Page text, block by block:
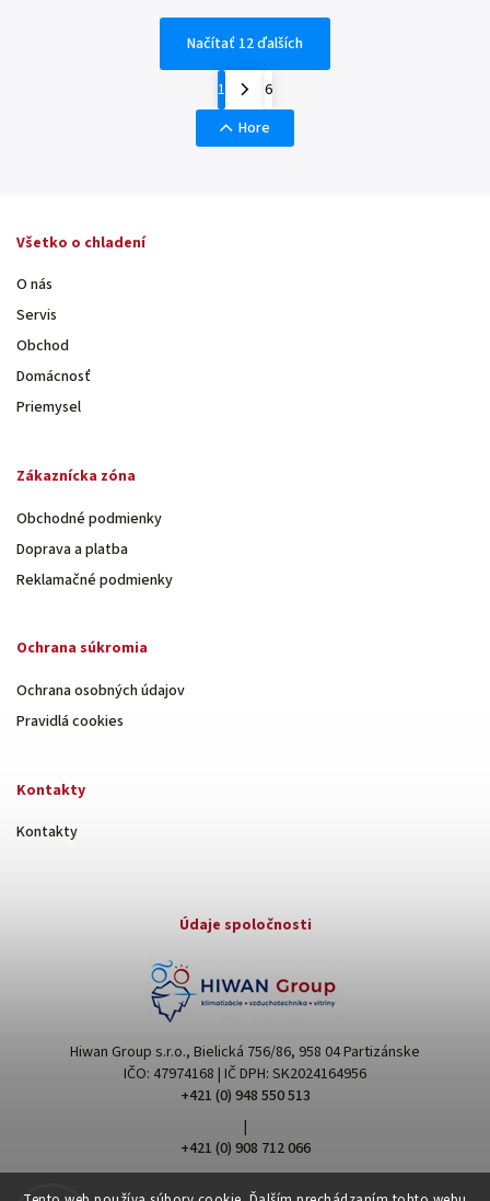
Načítať 12 ďalších
1
6
Hore
Všetko o chladení
O nás
Servis
Obchod
Domácnosť
Priemysel
Zákaznícka zóna
Obchodné podmienky
Doprava a platba
Reklamačné podmienky
Ochrana súkromia
Ochrana osobných údajov
Pravidlá cookies
Kontakty
Kontakty
Údaje spoločnosti
Hiwan Group s.r.o., Bielická 756/86, 958 04 Partizánske
IČO: 47974168 | IČ DPH: SK2024164956
+421 (0) 948 550 513
|
+421 (0) 908 712 066
hiwangroup@hiwangroup.com